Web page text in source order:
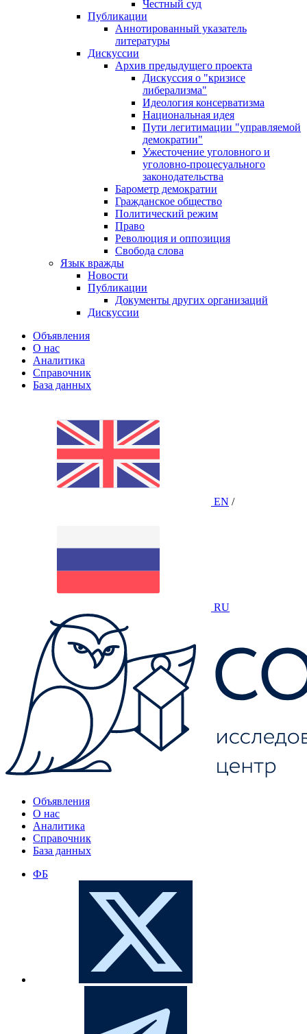
Честный суд
Публикации
Аннотированный указатель
литературы
Дискуссии
Архив предыдущего проекта
Дискуссия о "кризисе
либерализма"
Идеология консерватизма
Национальная идея
Пути легитимации "управляемой
демократии"
Ужесточение уголовного и
уголовно-процесуального
законодательства
Барометр демократии
Гражданское общество
Политический режим
Право
Революция и оппозиция
Свобода слова
Язык вражды
Новости
Публикации
Документы других организаций
Дискуссии
Объявления
О нас
Аналитика
Справочник
База данных
EN /
RU
Объявления
О нас
Аналитика
Справочник
База данных
ФБ